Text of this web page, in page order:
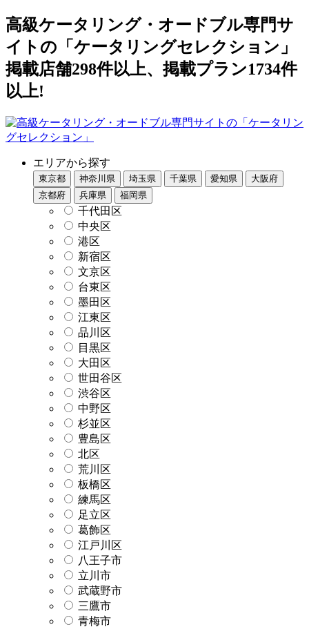
高級ケータリング・オードブル専門サ
イトの「ケータリングセレクション」
掲載店舗298件以上、掲載プラン1734件
以上!
エリアから探す
東京都 神奈川県 埼玉県 千葉県 愛知県
大阪府
京都府
兵庫県 福岡県
千代田区
中央区
港区
新宿区
文京区
台東区
墨田区
江東区
品川区
目黒区
大田区
世田谷区
渋谷区
中野区
杉並区
豊島区
北区
荒川区
板橋区
練馬区
足立区
葛飾区
江戸川区
八王子市
立川市
武蔵野市
三鷹市
青梅市